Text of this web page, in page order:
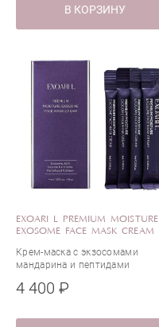
В КОРЗИНУ
EXOARI L PREMIUM MOISTURE
EXOSOME FACE MASK CREAM
Крем-маска с экзосомами
мандарина и пептидами
4 400 ₽